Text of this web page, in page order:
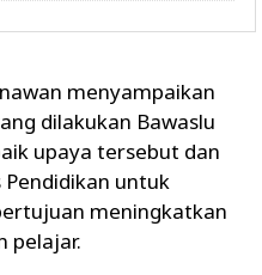
menyampaikan
dilakukan Bawaslu
upaya tersebut dan
untuk
meningkatkan
pelajar.